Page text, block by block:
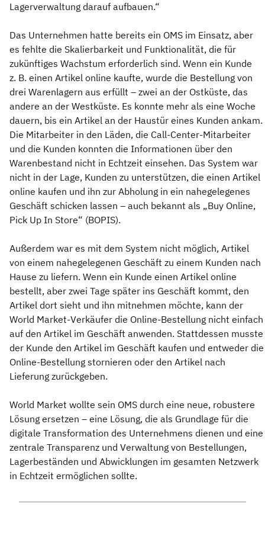
Lagerverwaltung darauf aufbauen.“
Das Unternehmen hatte bereits ein OMS im Einsatz, aber
es fehlte die Skalierbarkeit und Funktionalität, die für
zukünftiges Wachstum erforderlich sind. Wenn ein Kunde
z. B. einen Artikel online kaufte, wurde die Bestellung von
drei Warenlagern aus erfüllt – zwei an der Ostküste, das
andere an der Westküste. Es konnte mehr als eine Woche
dauern, bis ein Artikel an der Haustür eines Kunden ankam.
Die Mitarbeiter in den Läden, die Call-Center-Mitarbeiter
und die Kunden konnten die Informationen über den
Warenbestand nicht in Echtzeit einsehen. Das System war
nicht in der Lage, Kunden zu unterstützen, die einen Artikel
online kaufen und ihn zur Abholung in ein nahegelegenes
Geschäft schicken lassen – auch bekannt als „Buy Online,
Pick Up In Store“ (BOPIS).
Außerdem war es mit dem System nicht möglich, Artikel
von einem nahegelegenen Geschäft zu einem Kunden nach
Hause zu liefern. Wenn ein Kunde einen Artikel online
bestellt, aber zwei Tage später ins Geschäft kommt, den
Artikel dort sieht und ihn mitnehmen möchte, kann der
World Market-Verkäufer die Online-Bestellung nicht einfach
auf den Artikel im Geschäft anwenden. Stattdessen musste
der Kunde den Artikel im Geschäft kaufen und entweder die
Online-Bestellung stornieren oder den Artikel nach
Lieferung zurückgeben.
World Market wollte sein OMS durch eine neue, robustere
Lösung ersetzen – eine Lösung, die als Grundlage für die
digitale Transformation des Unternehmens dienen und eine
zentrale Transparenz und Verwaltung von Bestellungen,
Lagerbeständen und Abwicklungen im gesamten Netzwerk
in Echtzeit ermöglichen sollte.